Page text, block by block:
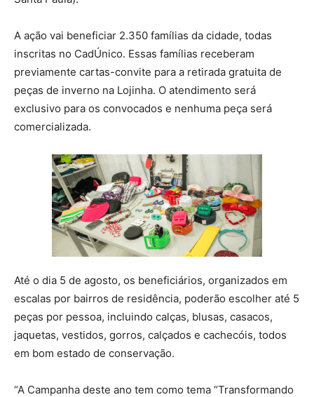
A ação vai beneficiar 2.350 famílias da cidade, todas
inscritas no CadÚnico. Essas famílias receberam
previamente cartas-convite para a retirada gratuita de
peças de inverno na Lojinha. O atendimento será
exclusivo para os convocados e nenhuma peça será
comercializada.
Até o dia 5 de agosto, os beneficiários, organizados em
escalas por bairros de residência, poderão escolher até 5
peças por pessoa, incluindo calças, blusas, casacos,
jaquetas, vestidos, gorros, calçados e cachecóis, todos
em bom estado de conservação.
“A Campanha deste ano tem como tema “Transformando